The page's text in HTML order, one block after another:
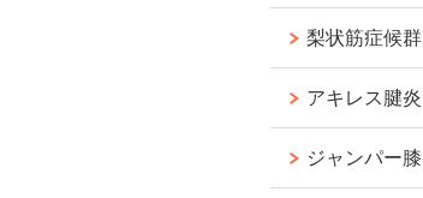
梨状筋症候群
アキレス腱炎
ジャンパー膝